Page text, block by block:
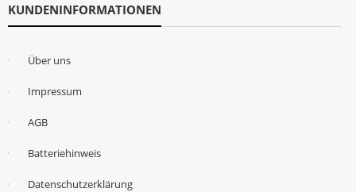
KUNDENINFORMATIONEN
Über uns
Impressum
AGB
Batteriehinweis
Datenschutzerklärung